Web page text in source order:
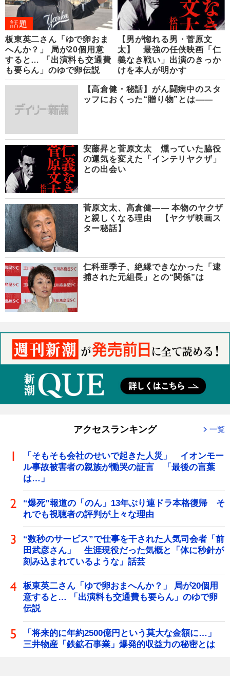
話題
板東英二さん「ゆで卵おま
へんか？」 局が20個用意
すると… 「出演料も交通費
も要らん」のゆで卵伝説
【男が惚れる男・菅原文
太】 最強の任侠映画「仁
義なき戦い」出演のきっか
けを本人が明かす
【高倉健・秘話】がん闘病中のスタ
ッフにおくった“贈り物”とは――
安藤昇と菅原文太 燻っていた脇役
の運気を変えた「インテリヤクザ」
との出会い
菅原文太、高倉健―― 本物のヤクザ
と親しくなる理由 【ヤクザ映画ス
ター秘話】
仁科亜季子、絶縁できなかった「逮
捕された元組長」との“関係”は
アクセスランキング 一覧
「そもそも会社のせいで起きた人災」 イオンモー
ル事故被害者の親族が慟哭の証言 「最後の言葉
は…」
“爆死”報道の「のん」13年ぶり連ドラ本格復帰 そ
れでも視聴者の評判が上々な理由
“数秒のサービス”で仕事を干された人気司会者「前
田武彦さん」 生涯現役だった気概と「体に秒針が
刻み込まれているような」話芸
板東英二さん「ゆで卵おまへんか？」 局が20個用
意すると… 「出演料も交通費も要らん」のゆで卵
伝説
「将来的に年約2500億円という莫大な金額に…」
三井物産「鉄鉱石事業」爆発的収益力の秘密とは